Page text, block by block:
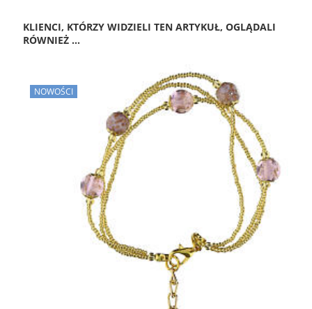
KLIENCI, KTÓRZY WIDZIELI TEN ARTYKUŁ, OGLĄDALI
RÓWNIEŻ ...
NOWOŚCI